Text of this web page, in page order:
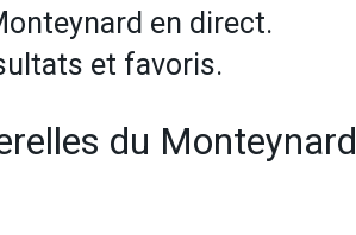
en direct.
et favoris.
du Monteynard